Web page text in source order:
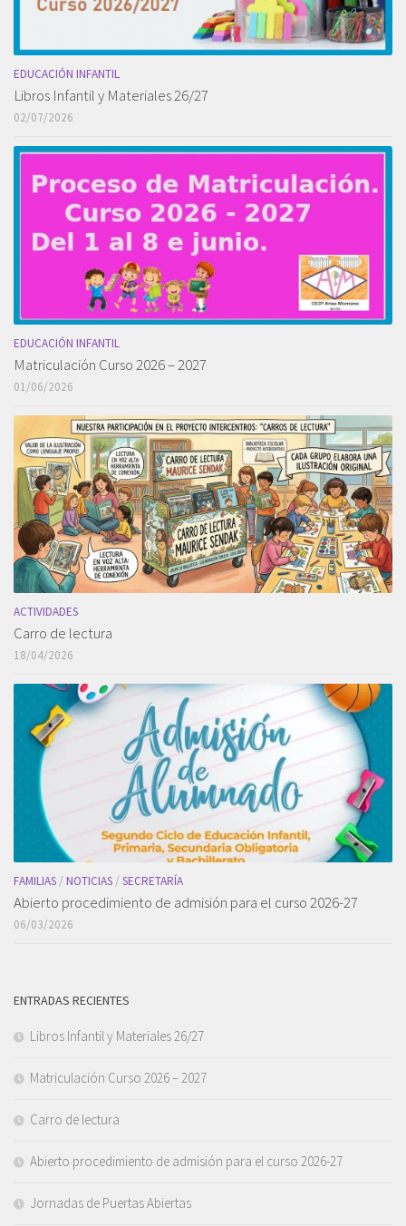
EDUCACIÓN INFANTIL
Libros Infantil y Materiales 26/27
02/07/2026
EDUCACIÓN INFANTIL
Matriculación Curso 2026 – 2027
01/06/2026
ACTIVIDADES
Carro de lectura
18/04/2026
FAMILIAS/ NOTICIAS/ SECRETARÍA
Abierto procedimiento de admisión para el curso 2026-27
06/03/2026
ENTRADAS RECIENTES
Libros Infantil y Materiales 26/27
Matriculación Curso 2026 – 2027
Carro de lectura
Abierto procedimiento de admisión para el curso 2026-27
Jornadas de Puertas Abiertas